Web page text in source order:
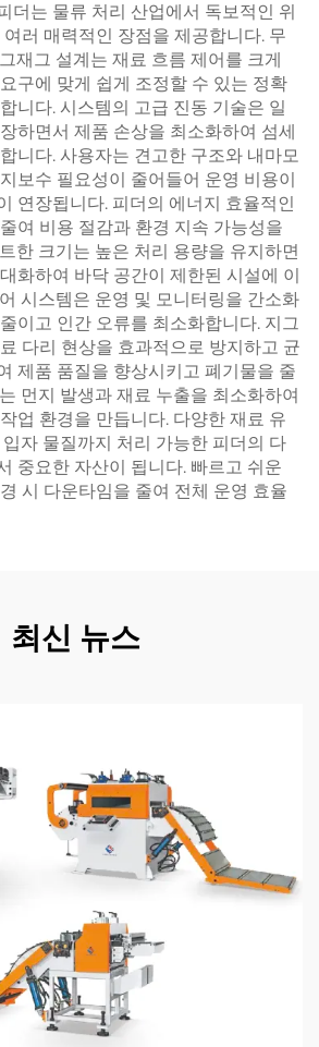
더는 물류 처리 산업에서 독보적인 위
러 매력적인 장점을 제공합니다. 무
재그 설계는 재료 흐름 제어를 크게
구에 맞게 쉽게 조정할 수 있는 정확
니다. 시스템의 고급 진동 기술은 일
하면서 제품 손상을 최소화하여 섬세
니다. 사용자는 견고한 구조와 내마모
보수 필요성이 줄어들어 운영 비용이
연장됩니다. 피더의 에너지 효율적인
여 비용 절감과 환경 지속 가능성을
한 크기는 높은 처리 용량을 유지하면
화하여 바닥 공간이 제한된 시설에 이
시스템은 운영 및 모니터링을 간소화
이고 인간 오류를 최소화합니다. 지그
다리 현상을 효과적으로 방지하고 균
제품 품질을 향상시키고 폐기물을 줄
먼지 발생과 재료 누출을 최소화하여
업 환경을 만듭니다. 다양한 재료 유
자 물질까지 처리 가능한 피더의 다
중요한 자산이 됩니다. 빠르고 쉬운
시 다운타임을 줄여 전체 운영 효율
최신 뉴스